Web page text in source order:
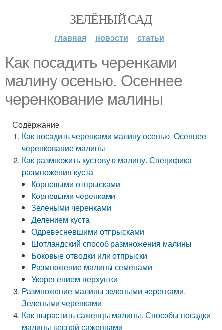
ЗЕЛЁНЫЙ САД
главная новости статьи
Как посадить черенками
малину осенью. Осеннее
черенкование малины
Содержание
Как посадить черенками малину осенью. Осеннее
черенкование малины
Как размножить кустовую малину. Специфика
размножения куста
Корневыми отпрысками
Корневыми черенками
Зелеными черенками
Делением куста
Одревесневшими отпрысками
Шотландский способ размножения малины
Боковые отводки или отпрыски
Размножение малины семенами
Укоренением верхушки
Размножение малины зелеными черенками.
Зелеными черенками
Как вырастить саженцы малины. Способы посадки
малины весной саженцами